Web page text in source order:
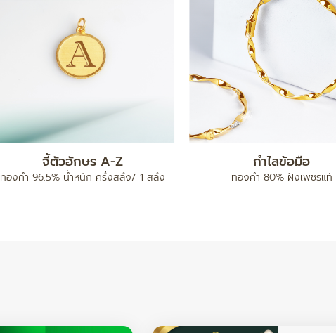
แหวน เต่าไป๊
ทองคำ 96.5% น้ำหนัก ครึ่งสลึง / 1 สลึง /
ทองคำแท่ง 5 บาท
ทองคำ 96.5% น้ำหนัก 5 บาท